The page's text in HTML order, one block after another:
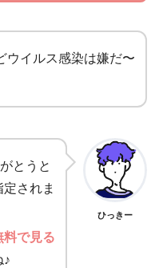
ウイルス感染は嫌だ〜
とうと
されま
料で見る
♪
ひっきー